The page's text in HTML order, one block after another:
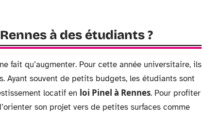
à des étudiants ?
fait qu’augmenter. Pour cette année universitaire, ils
Ayant souvent de petits budgets, les étudiants sont
locatif en loi Pinel à Rennes. Pour profiter
son projet vers de petites surfaces comme